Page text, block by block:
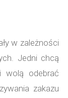
w zależności
Jedni chcą
wolą odebrać
zakazu